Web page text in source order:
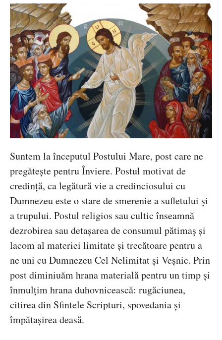
Suntem la începutul Postului Mare, post care ne
pregăteşte pentru Înviere. Postul motivat de
credinţă, ca legătură vie a credinciosului cu
Dumnezeu este o stare de smerenie a sufletului şi
a trupului. Postul religios sau cultic înseamnă
dezrobirea sau detaşarea de consumul pătimaş şi
lacom al materiei limitate şi trecătoare pentru a
ne uni cu Dumnezeu Cel Nelimitat şi Veşnic. Prin
post diminiuăm hrana materială pentru un timp şi
înmulţim hrana duhovnicească: rugăciunea,
citirea din Sfintele Scripturi, spovedania şi
împătaşirea deasă.